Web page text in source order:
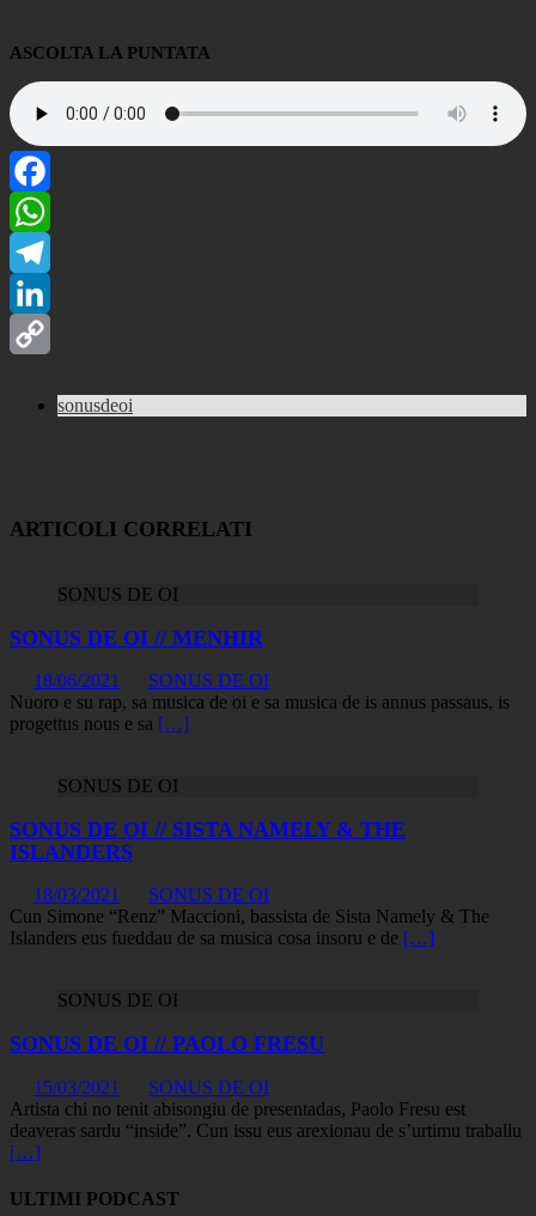
ASCOLTA LA PUNTATA
Facebook
WhatsApp
Telegram
LinkedIn
Link sonusdeoi
ARTICOLI CORRELATI
SONUS DE OI
SONUS DE OI // MENHIR
18/06/2021
SONUS DE OI
Nuoro e su rap, sa musica de oi e sa musica de is annus passaus, is
progettus nous e sa […]
SONUS DE OI
SONUS DE OI // SISTA NAMELY & THE
ISLANDERS
18/03/2021
SONUS DE OI
Cun Simone “Renz” Maccioni, bassista de Sista Namely & The
Islanders eus fueddau de sa musica cosa insoru e de […]
SONUS DE OI
SONUS DE OI // PAOLO FRESU
15/03/2021
SONUS DE OI
Artista chi no tenit abisongiu de presentadas, Paolo Fresu est
deaveras sardu “inside”. Cun issu eus arexionau de s’urtimu traballu
[…]
ULTIMI PODCAST